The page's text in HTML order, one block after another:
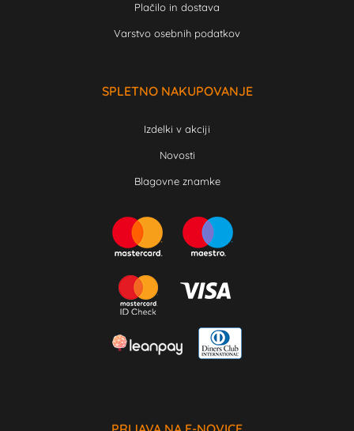
Plačilo in dostava
Varstvo osebnih podatkov
SPLETNO NAKUPOVANJE
Izdelki v akciji
Novosti
Blagovne znamke